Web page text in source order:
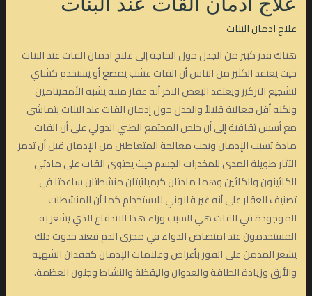
علاج ادمان البنات
هناك قدر كبير من الجدل حول الحاجة إلى علاج ادمان القات عند البنات
حيث يعتقد الكثير من الناس أن القات عشب يمضغ أو يستخدم كشاي
لتشجيع التركيز ويعتقد البعض الآخر أنه عقار منبه يشبه الأمفيتامين
ولكنه أقل فعالية قليلاً والجدل حول إدمان القات عند البنات يتماشى
مع أسس ثقافية إلى أن خلص المجتمع الطبي الدولي على أن القات
مادة تسبب الإدمان ويجب معالجة المتعاطين من الإدمان قبل أن تدمر
الآثار طويلة المدى للمخدرات الجسم حيث يحتوي القات على مادتي
الكاثينون والكاثين وهما مادتان كيميائيتان منشطتان ساعدتا في
تصنيف العقار على أنه غير قانوني للاستخدام كما أن المنشطات
الموجودة في القات هي السبب وراء هذا الاندفاع الذي يشعر به
المستخدمون عند امتصاص الدواء في مجرى الدم فعند حدوث ذلك
يشعر المدمن على الفور بأعراض وعلامات الإدمان كفقدان الشهية
والأرق وزيادة الطاقة والعدوان واليقظة والنشاط وجنون العظمة.